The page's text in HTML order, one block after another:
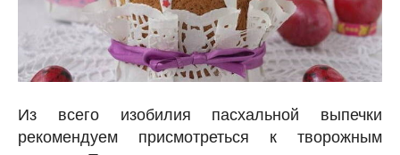
Из всего изобилия пасхальной выпечки
рекомендуем присмотреться к творожным